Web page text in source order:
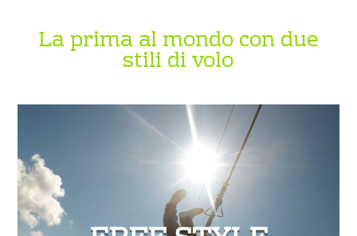
La prima al mondo con due
stili di volo